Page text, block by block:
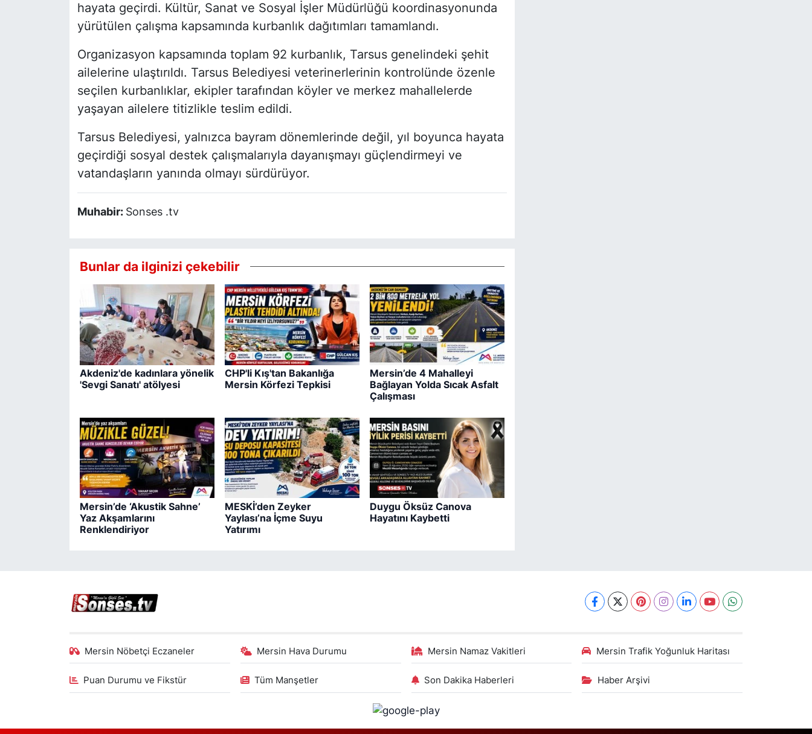
hayata geçirdi. Kültür, Sanat ve Sosyal İşler Müdürlüğü koordinasyonunda
yürütülen çalışma kapsamında kurbanlık dağıtımları tamamlandı.
Organizasyon kapsamında toplam 92 kurbanlık, Tarsus genelindeki şehit
ailelerine ulaştırıldı. Tarsus Belediyesi veterinerlerinin kontrolünde özenle
seçilen kurbanlıklar, ekipler tarafından köyler ve merkez mahallelerde
yaşayan ailelere titizlikle teslim edildi.
Tarsus Belediyesi, yalnızca bayram dönemlerinde değil, yıl boyunca hayata
geçirdiği sosyal destek çalışmalarıyla dayanışmayı güçlendirmeyi ve
vatandaşların yanında olmayı sürdürüyor.
Muhabir: Sonses .tv
Bunlar da ilginizi çekebilir
Akdeniz'de kadınlara yönelik
'Sevgi Sanatı' atölyesi
CHP'li Kış'tan Bakanlığa
Mersin Körfezi Tepkisi
Mersin’de 4 Mahalleyi
Bağlayan Yolda Sıcak Asfalt
Çalışması
Mersin’de ‘Akustik Sahne’
Yaz Akşamlarını
Renklendiriyor
MESKİ’den Zeyker
Yaylası’na İçme Suyu
Yatırımı
Duygu Öksüz Canova
Hayatını Kaybetti
Mersin Nöbetçi Eczaneler Mersin Hava Durumu Mersin Namaz Vakitleri Mersin Trafik Yoğunluk Haritası
Puan Durumu ve Fikstür Tüm Manşetler Son Dakika Haberleri Haber Arşivi